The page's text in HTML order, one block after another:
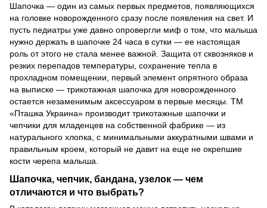
Шапочка — один из самых первых предметов, появляющихся
на головке новорожденного сразу после появления на свет. И
пусть педиатры уже давно опровергли миф о том, что малыша
нужно держать в шапочке 24 часа в сутки — ее настоящая
роль от этого не стала менее важной. Защита от сквозняков и
резких перепадов температуры, сохранение тепла в
прохладном помещении, первый элемент опрятного образа
на выписке — трикотажная шапочка для новорожденного
остается незаменимым аксессуаром в первые месяцы. ТМ
«Пташка Украина» производит трикотажные шапочки и
чепчики для младенцев на собственной фабрике — из
натурального хлопка, с минимальными аккуратными швами и
правильным кроем, который не давит на еще не окрепшие
кости черепа малыша.
Шапочка, чепчик, бандана, узелок — чем
отличаются и что выбрать?